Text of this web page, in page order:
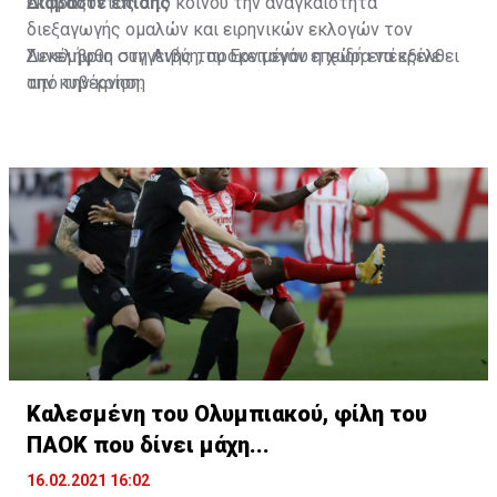
διεξαγωγής ομαλών και ειρηνικών εκλογών τον
Δεκέμβριο στη Λιβύη, προκειμένου η χώρα να εξέλθει
από την κρίση.
Συνελήφθη συγγενής του Ερντογάν επειδή επέκρινε
την κυβέρνηση
Καλεσμένη του Ολυμπιακού, φίλη του
ΠΑΟΚ που δίνει μάχη...
16.02.2021 16:02